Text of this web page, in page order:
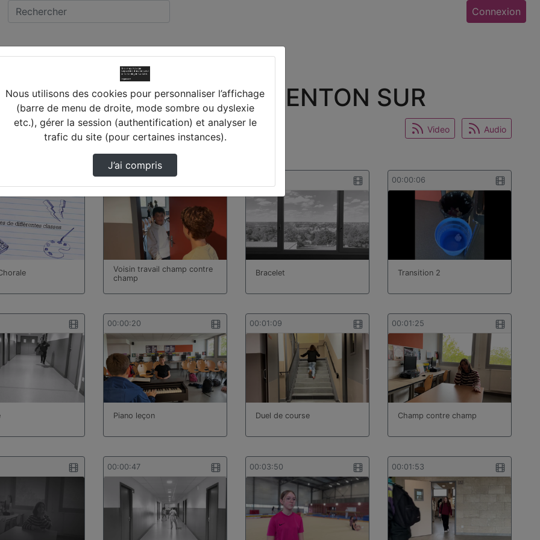
Connexion
SUR CREUSE
ROLLINAT (36) ARGENTON SUR
Video Audio
trouvées
Voisin travail champ contre
champ
Bracelet
00:00:06
Transition 2
00:00:20
Piano leçon
00:01:09
Duel de course
00:01:25
Champ contre champ
00:00:47 00:03:50 00:01:53
Nous utilisons des cookies pour personnaliser l’affichage
(barre de menu de droite, mode sombre ou dyslexie
etc.), gérer la session (authentification) et analyser le
trafic du site (pour certaines instances).
J’ai compris